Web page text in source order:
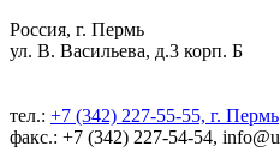
Россия, г. Пермь
ул. В. Васильева, д.3 корп. Б
тел.: +7 (342) 227-55-55, г. Пермь
факс.: +7 (342) 227-54-54,